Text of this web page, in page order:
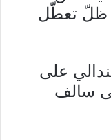
ظلّ تعطّل
على
سالف